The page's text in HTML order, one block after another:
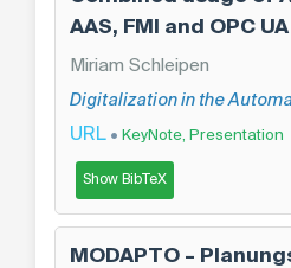
AAS, FMI and OPC UA
Miriam Schleipen
Digitalization in the
URL • KeyNote, Presentation
Show BibTeX
MODAPTO –